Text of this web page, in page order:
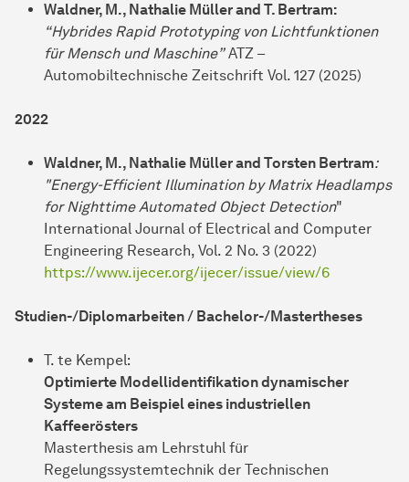
Waldner, M., Nathalie Müller and T. Bertram:
“Hybrides Rapid Prototyping von Lichtfunktionen
für Mensch und Maschine”ATZ –
Automobiltechnische Zeitschrift Vol. 127 (2025)
2022
Waldner, M., Nathalie Müller and Torsten Bertram:
"Energy-Efficient Illumination by Matrix Headlamps
for Nighttime Automated Object Detection"
International Journal of Electrical and Computer
Engineering Research, Vol. 2 No. 3 (2022)
https://www.ijecer.org/ijecer/issue/view/6
Studien-/Diplomarbeiten / Bachelor-/Mastertheses
T. te Kempel:
Optimierte Modellidentifikation dynamischer
Systeme am Beispiel eines industriellen
Kaffeerösters
Masterthesis am Lehrstuhl für
Regelungssystemtechnik der Technischen